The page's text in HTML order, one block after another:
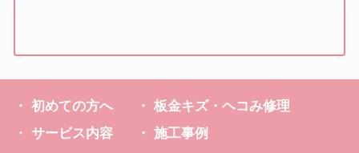
初めての方へ
板金キズ・ヘコみ修理
サービス内容
施工事例